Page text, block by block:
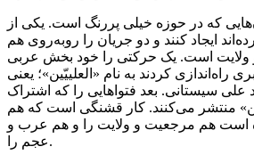
که در حوزه خیلی پررنگ است. یکی از
ایجاد کنند و دو جریان را روبه‌روی هم
ولایت است. یک حرکتی را خود بخش عربی
کردند به نام «العلییّین»؛ یعنی
سیستانی. بعد فتواهایی را که اشتراک
منتشر می‌کنند. کار قشنگی است که هم
است هم مرجعیت و ولایت را و هم عرب و
عجم را.